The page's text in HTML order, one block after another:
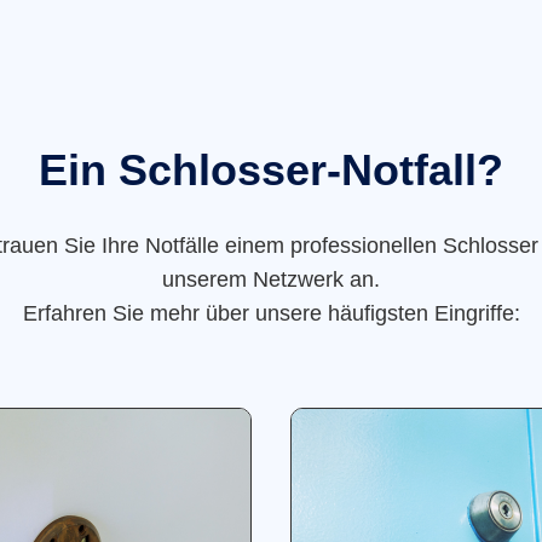
Ein Schlosser-Notfall?
Sie Ihre Notfälle einem professionellen
unserem Netzwerk an.
Erfahren Sie mehr über unsere häufigsten Eingriffe: